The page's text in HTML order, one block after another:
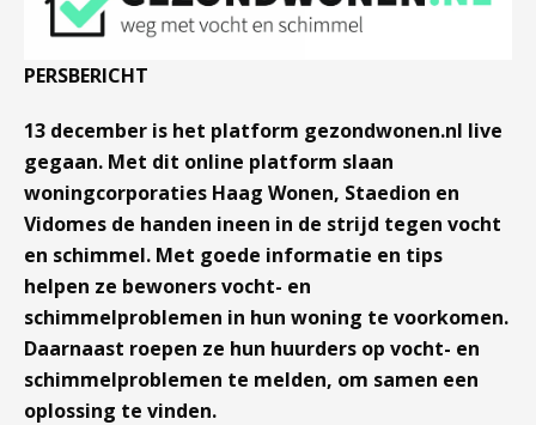
PERSBERICHT
13 december is het platform gezondwonen.nl live
gegaan. Met dit online platform slaan
woningcorporaties Haag Wonen, Staedion en
Vidomes de handen ineen in de strijd tegen vocht
en schimmel. Met goede informatie en tips
helpen ze bewoners vocht- en
schimmelproblemen in hun woning te voorkomen.
Daarnaast roepen ze hun huurders op vocht- en
schimmelproblemen te melden, om samen een
oplossing te vinden.